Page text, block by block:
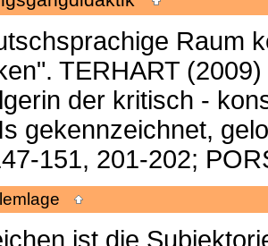
Raum
TERHART
der kritisch -
gekennzeichnet,
151, 201-202;
ist die